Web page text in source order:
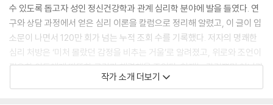
수 있도록 돕고자 성인 정신건강학과 관계 심리학 분야에 발을 들였다. 연
구와 상담 과정에서 얻은 심리 이론을 칼럼으로 정리해 알렸고, 이 글이 입
소문이 나면서 120만 회가 넘는 누적 조회 수를 기록했다. 저자의 명쾌한
심리 처방은 ‘미처 몰랐던 감정을 비추는 거울’로 알려졌고, 위로와 조언이
필요한 이들에게 따뜻한 공감과 해결책을 주었다. 현재는 칼럼뿐만 아니라
강연도 활발하게 진행하고 있다.작가 소개 더보기